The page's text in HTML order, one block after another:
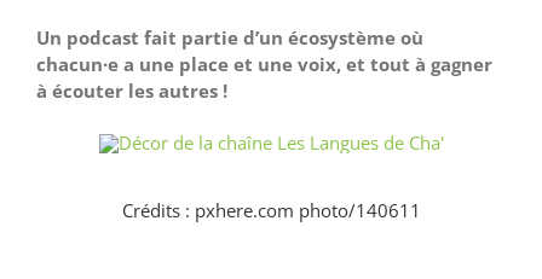
Un podcast fait partie d’un écosystème où
chacun·e a une place et une voix, et tout à gagner
à écouter les autres !
Crédits : pxhere.com photo/140611